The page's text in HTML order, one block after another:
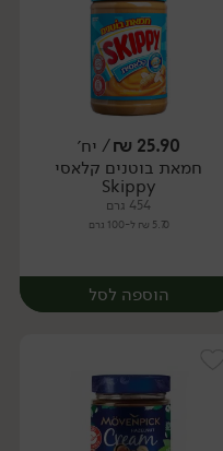
יח׳
25.90
₪/ יח׳
חמאת בוטנים קלאסי
Skippy
454 גרם
5.70 ₪ ל-100 גרם
הוספה לסל